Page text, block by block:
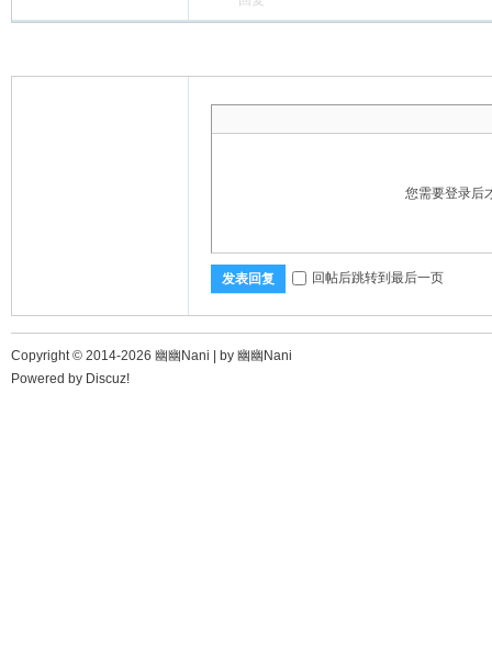
您需要登录后
发表回复 回帖后跳转到最后一页
Copyright © 2014-2026 幽幽Nani | by 幽幽Nani
Powered by Discuz!